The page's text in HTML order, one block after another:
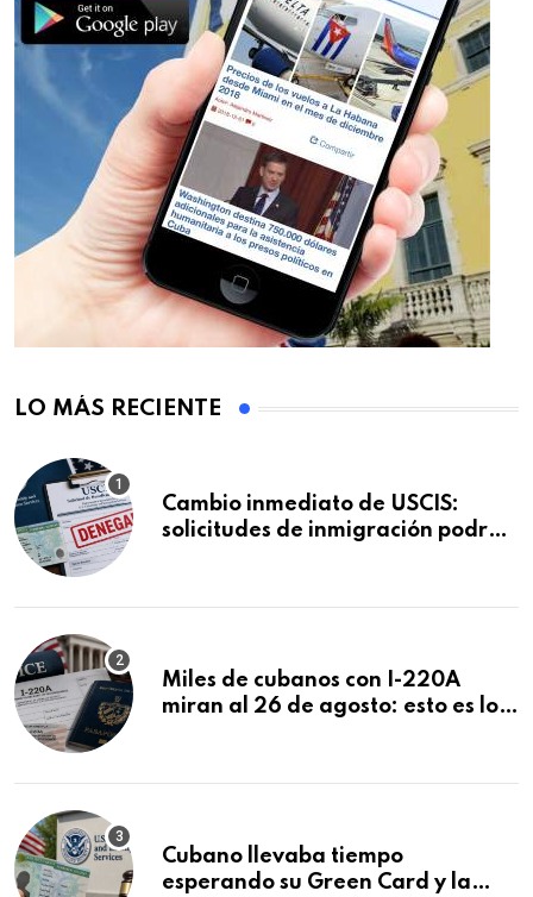
LO MÁS RECIENTE
Cambio inmediato de USCIS:
solicitudes de inmigración podrán
Miles de cubanos con I-220A
miran al 26 de agosto: esto es lo
Cubano llevaba tiempo
esperando su Green Card y la